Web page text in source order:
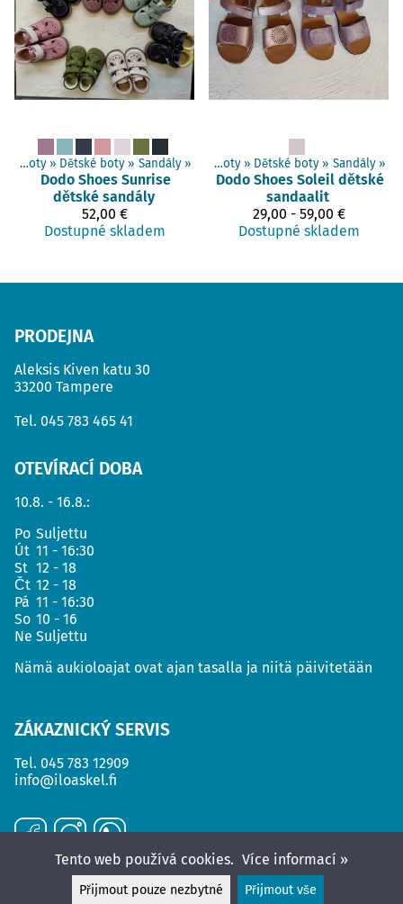
Barefoot boty ‪» Dětské boty ‪» Sandály ‪»
Dodo Shoes Sunrise
dětské sandály
52,00 €
Dostupné skladem
Produkty‪» Barefoot boty ‪» Dětské boty ‪» Sandály ‪»
Dodo Shoes Soleil dětské
sandaalit
29,00 - 59,00 €
Dostupné skladem
PRODEJNA
Aleksis Kiven katu 30
33200 Tampere
Tel. 045 783 465 41
OTEVÍRACÍ DOBA
10.8. - 16.8.:
Po Suljettu
Út 11 - 16:30
St 12 - 18
Čt 12 - 18
Pá 11 - 16:30
So 10 - 16
Ne Suljettu
Nämä aukioloajat ovat ajan tasalla ja niitä päivitetään
ZÁKAZNICKÝ SERVIS
Tel. 045 783 12909
info@iloaskel.fi
Tento web používá cookies. Více informací »
Přijmout pouze nezbytné Přijmout vše